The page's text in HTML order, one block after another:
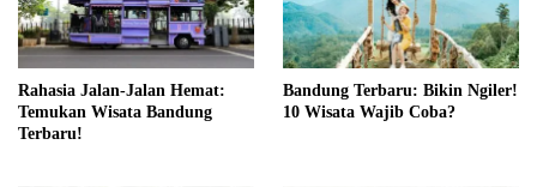
Rahasia Jalan-Jalan Hemat:
Temukan Wisata Bandung
Terbaru!
Bandung Terbaru: Bikin Ngiler!
10 Wisata Wajib Coba?